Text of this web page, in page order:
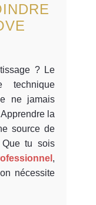
? Le
technique
ne jamais
la
source de
Que tu sois
,
nécessite